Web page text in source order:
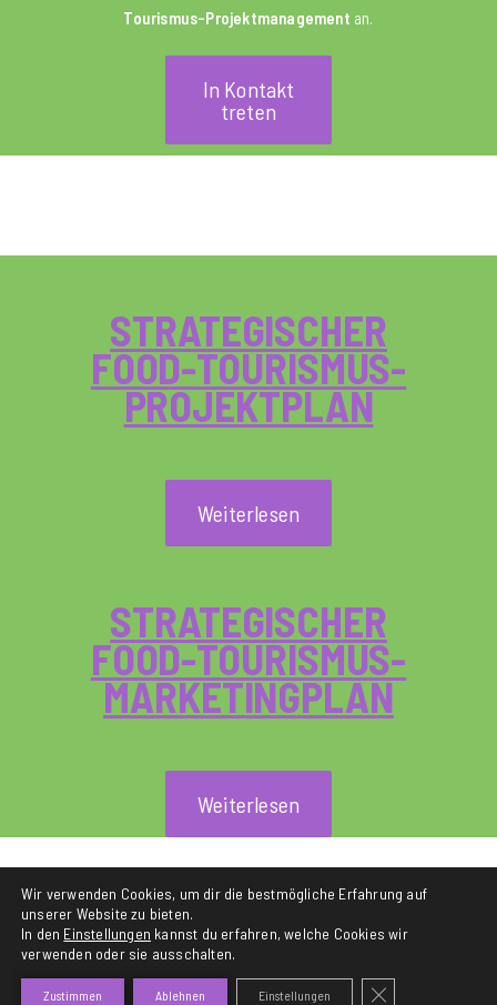
Tourismus-Projektmanagement an.
In Kontakt
treten
STRATEGISCHER
FOOD-TOURISMUS-
PROJEKTPLAN
Weiterlesen
STRATEGISCHER
FOOD-TOURISMUS-
MARKETINGPLAN
Weiterlesen
Zurück
Wir verwenden Cookies, um dir die bestmögliche Erfahrung auf
unserer Website zu bieten.
In den Einstellungen kannst du erfahren, welche Cookies wir
verwenden oder sie ausschalten.
Zustimmen Ablehnen Einstellungen GDPR COOKIE-